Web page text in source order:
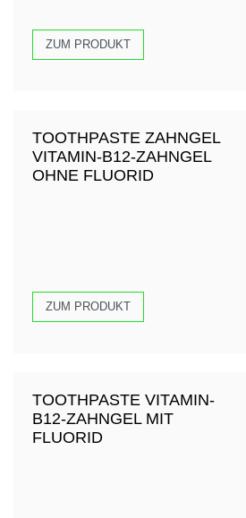
ZUM PRODUKT
TOOTHPASTE ZAHNGEL
VITAMIN-B12-ZAHNGEL
OHNE FLUORID
ZUM PRODUKT
TOOTHPASTE VITAMIN-
B12-ZAHNGEL MIT
FLUORID